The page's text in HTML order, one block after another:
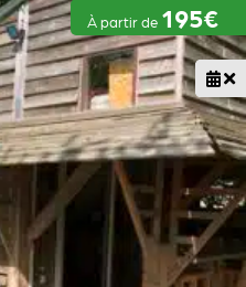
À partir de 195€